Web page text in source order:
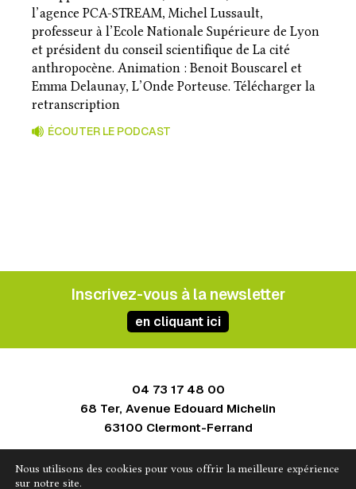
l’agence PCA-STREAM, Michel Lussault,
professeur à l’Ecole Nationale Supérieure de Lyon
et président du conseil scientifique de La cité
anthropocène. Animation : Benoit Bouscarel et
Emma Delaunay, L’Onde Porteuse. Télécharger la
retranscription
ÉCOUTER LE PODCAST
Inscrivez-vous à la newsletter
en cliquant ici
04 73 17 48 00
68 Ter, Avenue Edouard Michelin
63100 Clermont-Ferrand
Nous utilisons des cookies pour vous offrir la meilleure expérience
sur notre site.